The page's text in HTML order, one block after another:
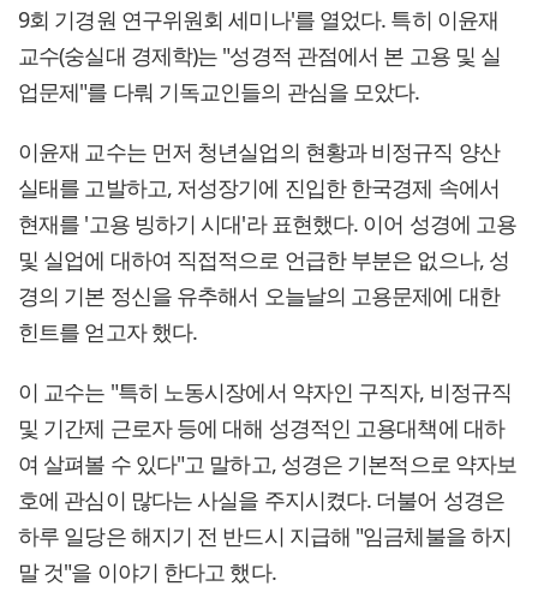
9회 기경원 연구위원회 세미나'를 열었다. 특히 이윤재
교수(숭실대 경제학)는 "성경적 관점에서 본 고용 및 실
업문제"를 다뤄 기독교인들의 관심을 모았다.
이윤재 교수는 먼저 청년실업의 현황과 비정규직 양산
실태를 고발하고, 저성장기에 진입한 한국경제 속에서
현재를 '고용 빙하기 시대'라 표현했다. 이어 성경에 고용
및 실업에 대하여 직접적으로 언급한 부분은 없으나, 성
경의 기본 정신을 유추해서 오늘날의 고용문제에 대한
힌트를 얻고자 했다.
이 교수는 "특히 노동시장에서 약자인 구직자, 비정규직
및 기간제 근로자 등에 대해 성경적인 고용대책에 대하
여 살펴볼 수 있다"고 말하고, 성경은 기본적으로 약자보
호에 관심이 많다는 사실을 주지시켰다. 더불어 성경은
하루 일당은 해지기 전 반드시 지급해 "임금체불을 하지
말 것"을 이야기 한다고 했다.